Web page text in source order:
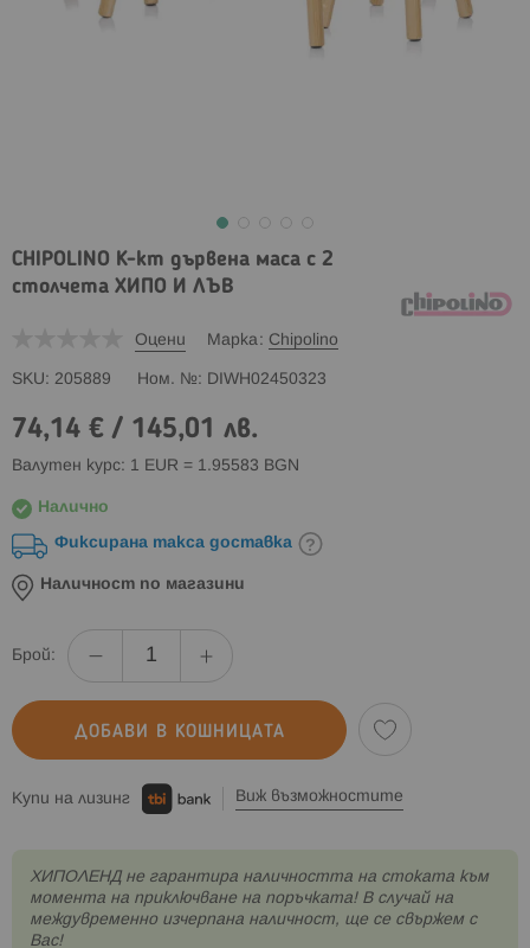
CHIPOLINO К-кт дървена маса с 2
столчета ХИПО И ЛЪВ
Оцени Марка Chipolino
SKU 205889 Ном. № DIWH02450323
74,14 € / 145,01 лв.
Валутен курс: 1 EUR = 1.95583 BGN
Налично
Фиксирана такса доставка
Наличност по магазини
Брой:
ДОБАВИ В КОШНИЦАТА
Купи на лизинг Виж възможностите
XИПОЛЕНД не гарантира наличността на стоката към
момента на приключване на поръчката! В случай на
междувременно изчерпана наличност, ще се свържем с
Вас!